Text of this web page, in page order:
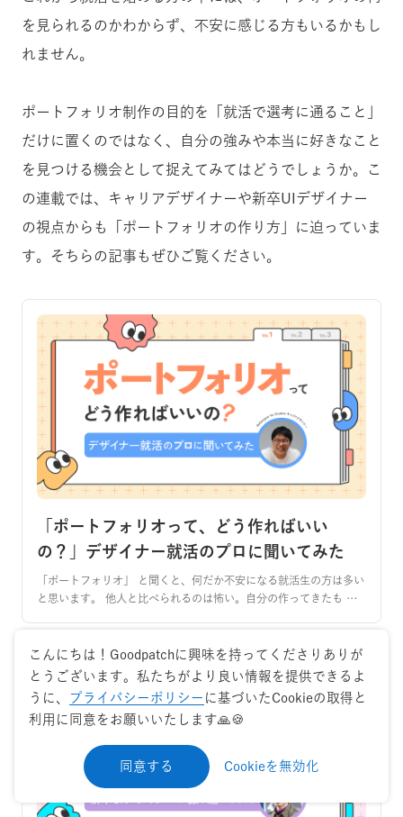
を見られるのかわからず、不安に感じる方もいるかもし
れません。
ポートフォリオ制作の目的を「就活で選考に通ること」
だけに置くのではなく、自分の強みや本当に好きなこと
を見つける機会として捉えてみてはどうでしょうか。こ
の連載では、キャリアデザイナーや新卒UIデザイナー
の視点からも「ポートフォリオの作り方」に迫っていま
す。そちらの記事もぜひご覧ください。
「ポートフォリオって、どう作ればいい
の？」デザイナー就活のプロに聞いてみた
「ポートフォリオ」 と聞くと、何だか不安になる就活生の方は多い
と思います。 他人と比べられるのは怖い。自分の作ってきたも …
こんにちは！Goodpatchに興味を持ってくださりありが
とうございます。私たちがより良い情報を提供できるよ
うに、
プライバシーポリシー に基づいたCookieの取得と
利用に同意をお願いいたします🙏🍪
同意する Cookieを無効化